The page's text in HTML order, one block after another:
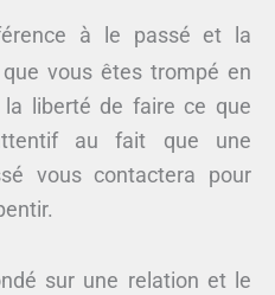
à le passé et la
vous êtes trompé en
liberté de faire ce que
au fait que une
vous contactera pour
sur une relation et le